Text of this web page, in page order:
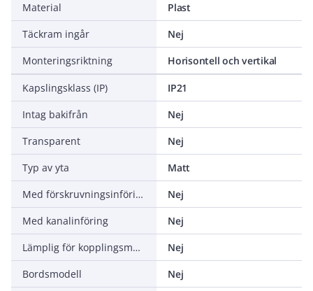
Material
Plast
Täckram ingår
Nej
Monteringsriktning
Horisontell och vertikal
Kapslingsklass (IP)
IP21
Intag bakifrån
Nej
Transparent
Nej
Typ av yta
Matt
Med förskruvningsinföring
Nej
Med kanalinföring
Nej
Lämplig för kopplingsmoduler i hushållsmiljöer
Nej
Bordsmodell
Nej